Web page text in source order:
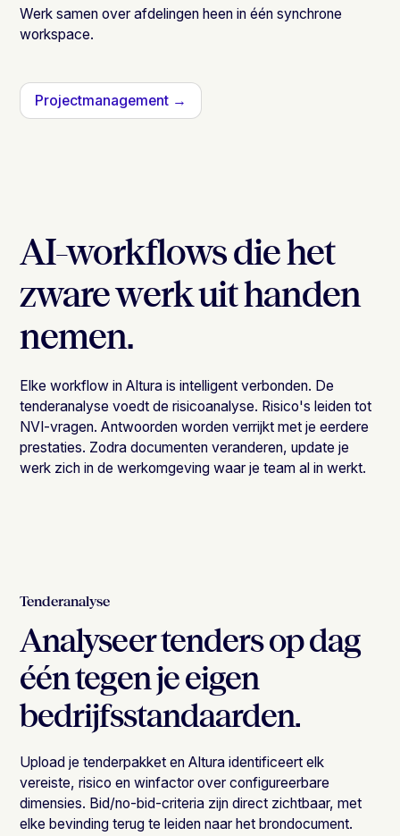
Werk samen over afdelingen heen in één synchrone
workspace.
Projectmanagement →
AI-workflows die het
zware werk uit handen
nemen.
Elke workflow in Altura is intelligent verbonden. De
tenderanalyse voedt de risicoanalyse. Risico's leiden tot
NVI-vragen. Antwoorden worden verrijkt met je eerdere
prestaties. Zodra documenten veranderen, update je
werk zich in de werkomgeving waar je team al in werkt.
Tenderanalyse
Analyseer tenders op dag
één tegen je eigen
bedrijfsstandaarden.
Upload je tenderpakket en Altura identificeert elk
vereiste, risico en winfactor over configureerbare
dimensies. Bid/no-bid-criteria zijn direct zichtbaar, met
elke bevinding terug te leiden naar het brondocument.